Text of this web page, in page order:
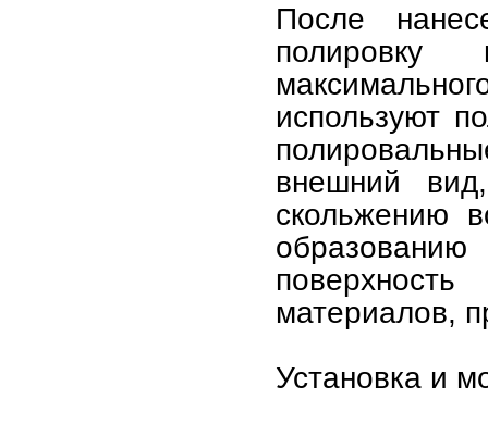
После
используют
внешний
скольжению
материалов,
Установка и